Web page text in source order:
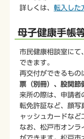
詳しくは、 転入した
母子健康手帳
市民健康相談室にて
できます。
再交付ができるもの
票（別冊）、股関節
来所の際は、申請者
転免許証など、顔写
ャッシュカードなど
なお、松戸市オンラ